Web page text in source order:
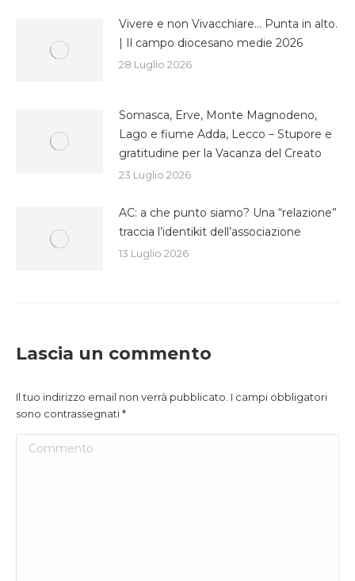
Vivere e non Vivacchiare… Punta in alto.
| Il campo diocesano medie 2026
28 Luglio 2026
Somasca, Erve, Monte Magnodeno,
Lago e fiume Adda, Lecco – Stupore e
gratitudine per la Vacanza del Creato
23 Luglio 2026
AC: a che punto siamo? Una “relazione”
traccia l’identikit dell’associazione
13 Luglio 2026
Lascia un commento
Il tuo indirizzo email non verrà pubblicato. I campi obbligatori
sono contrassegnati*
Commento